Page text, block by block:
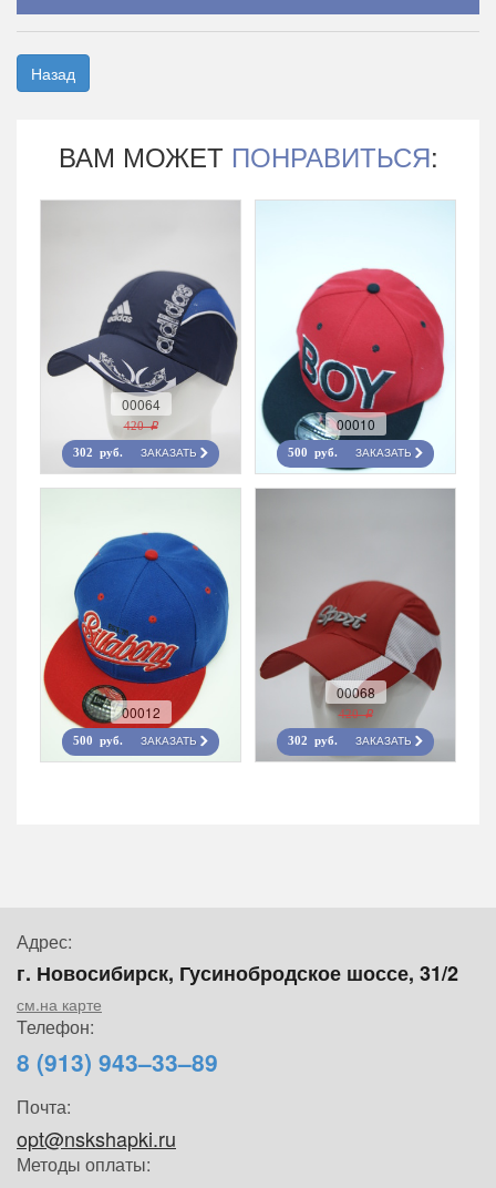
Назад
ВАМ МОЖЕТ ПОНРАВИТЬСЯ:
00064
420 r
302 руб. ЗАКАЗАТЬ
00010
500 руб. ЗАКАЗАТЬ
00012
500 руб. ЗАКАЗАТЬ
00068
420 r
302 руб. ЗАКАЗАТЬ
Адрес:
г. Новосибирск, Гусинобродское шоссе, 31/2
см.на карте
Телефон:
8 (913) 943–33–89
Почта:
opt@nskshapki.ru
Методы оплаты: